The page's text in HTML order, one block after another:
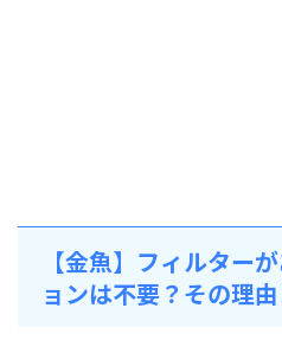
【金魚】フィルター
ョンは不要？その理